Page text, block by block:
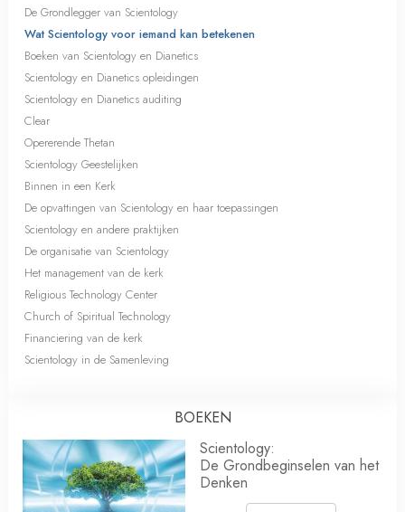
De Grondlegger van Scientology
Wat Scientology voor iemand kan betekenen
Boeken van Scientology en Dianetics
Scientology en Dianetics opleidingen
Scientology en Dianetics auditing
Clear
Opererende Thetan
Scientology Geestelijken
Binnen in een Kerk
De opvattingen van Scientology en haar toepassingen
Scientology en andere praktijken
De organisatie van Scientology
Het management van de kerk
Religious Technology Center
Church of Spiritual Technology
Financiering van de kerk
Scientology in de Samenleving
BOEKEN
Scientology:
De Grondbeginselen van het
Denken